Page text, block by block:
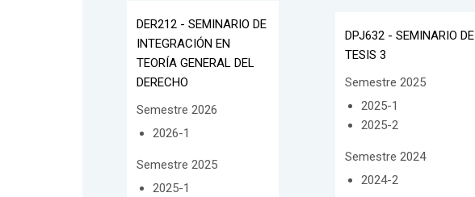
DER212 - SEMINARIO DE
INTEGRACIÓN EN
TEORÍA GENERAL DEL
DERECHO
Semestre 2026
2026-1
Semestre 2025
2025-1
DPJ632 - SEMINARIO DE
TESIS 3
Semestre 2025
2025-1
2025-2
Semestre 2024
2024-2